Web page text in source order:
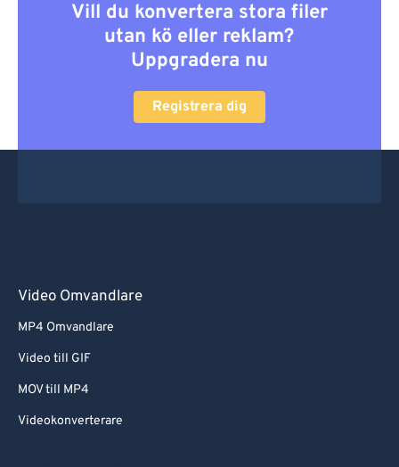
Vill du konvertera stora filer
utan kö eller reklam?
Uppgradera nu
Registrera dig
Video Omvandlare
MP4 Omvandlare
Video till GIF
MOV till MP4
Videokonverterare